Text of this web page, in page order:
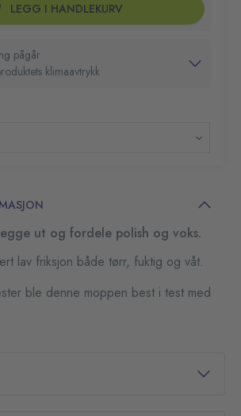
LEGG I HANDLEKURV
pågår
klimaavtrykk
ut og fordele polish og voks.
lav friksjon både tørr, fuktig og våt.
ble denne moppen best i test med